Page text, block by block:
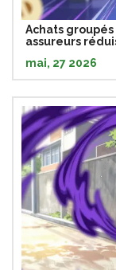
Achats
assureurs
mai, 27 2026